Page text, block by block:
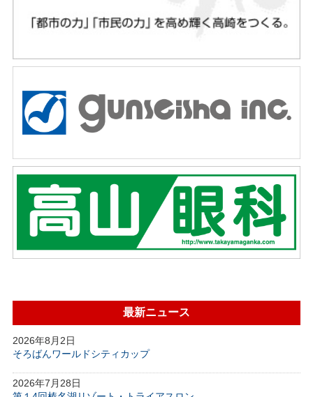
最新ニュース
2026年8月2日
そろばんワールドシティカップ
2026年7月28日